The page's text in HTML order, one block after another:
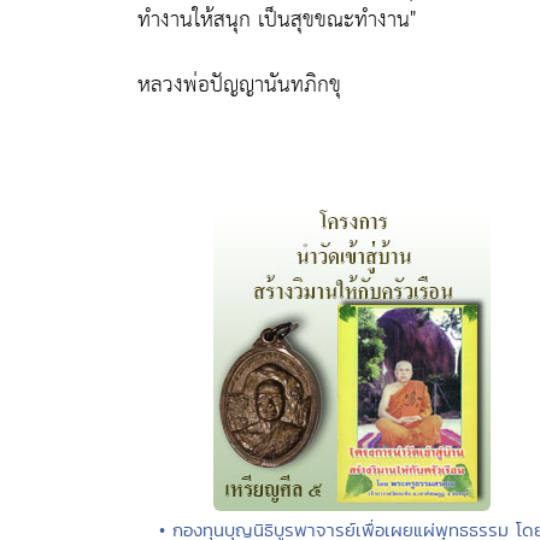
ทำงานให้สนุก เป็นสุขขณะทำงาน"
หลวงพ่อปัญญานันทภิกขุ
• กองทุนบุญนิธิบูรพาจารย์เพื่อเผยแผ่พุทธธรรม โด